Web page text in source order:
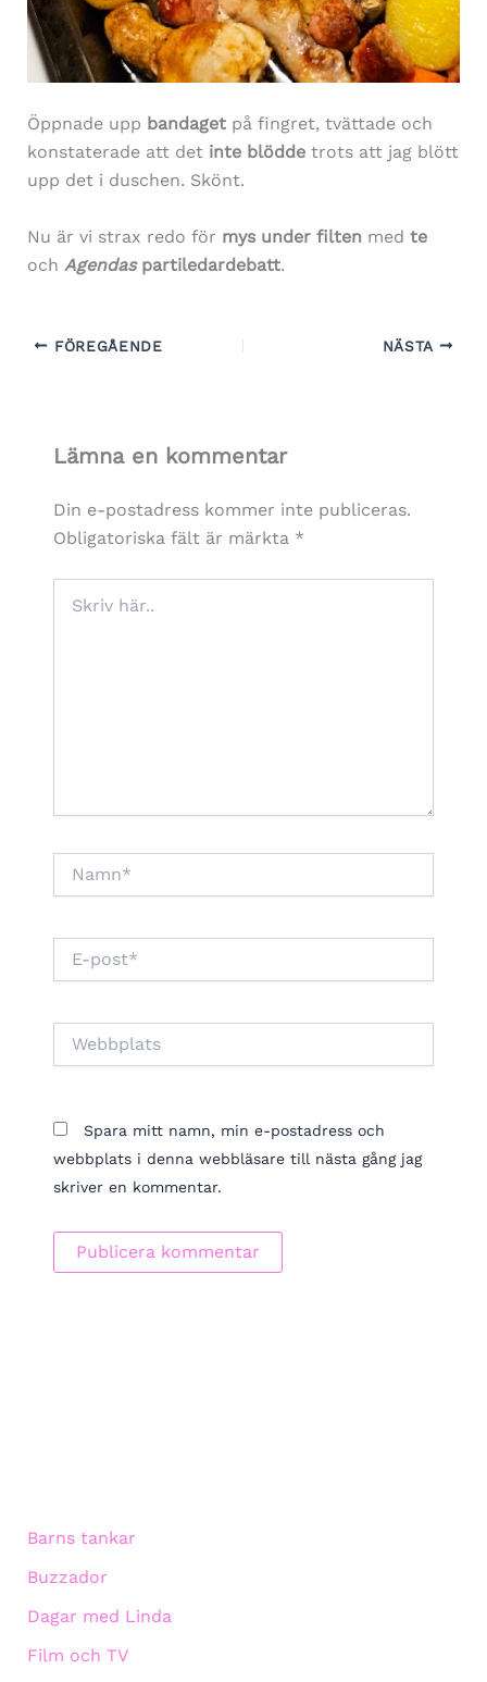
Öppnade upp bandagetpå fingret, tvättade och
konstaterade att det inte blöddetrots att jag blött
upp det i duschen. Skönt.
Nu är vi strax redo för mys under filten med te
och Agendas partiledardebatt.
FÖREGÅENDE NÄSTA
Lämna en kommentar
Din e-postadress kommer inte publiceras.
Obligatoriska fält är märkta *
här..
post*
Spara mitt namn, min e-postadress och
webbplats i denna webbläsare till nästa gång jag
skriver en kommentar.
Barns tankar
Buzzador
Dagar med Linda
Film och TV